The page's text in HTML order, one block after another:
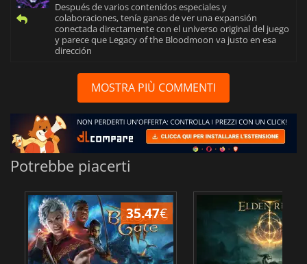
Después de varios contenidos especiales y
colaboraciones, tenía ganas de ver una expansión
conectada directamente con el universo original del juego
y parece que Legacy of the Bloodmoon va justo en esa
dirección
MOSTRA PIÙ COMMENTI
Potrebbe piacerti
35.47€